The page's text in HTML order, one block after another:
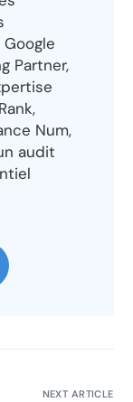
Partner,
Num,
audit
NEXT ARTICLE